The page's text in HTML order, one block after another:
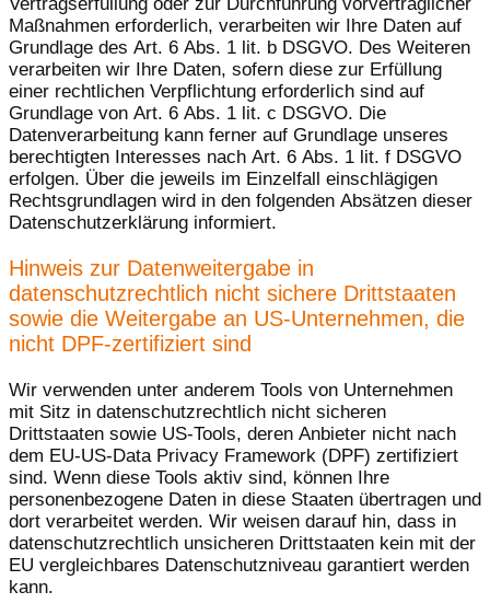
Maßnahmen erforderlich, verarbeiten wir Ihre Daten auf
Grundlage des Art. 6 Abs. 1 lit. b DSGVO. Des Weiteren
verarbeiten wir Ihre Daten, sofern diese zur Erfüllung
einer rechtlichen Verpflichtung erforderlich sind auf
Grundlage von Art. 6 Abs. 1 lit. c DSGVO. Die
Datenverarbeitung kann ferner auf Grundlage unseres
berechtigten Interesses nach Art. 6 Abs. 1 lit. f DSGVO
erfolgen. Über die jeweils im Einzelfall einschlägigen
Rechtsgrundlagen wird in den folgenden Absätzen dieser
Datenschutzerklärung informiert.
Hinweis zur Datenweitergabe in
datenschutzrechtlich nicht sichere Drittstaaten
sowie die Weitergabe an US-Unternehmen, die
nicht DPF-zertifiziert sind
Wir verwenden unter anderem Tools von Unternehmen
mit Sitz in datenschutzrechtlich nicht sicheren
Drittstaaten sowie US-Tools, deren Anbieter nicht nach
dem EU-US-Data Privacy Framework (DPF) zertifiziert
sind. Wenn diese Tools aktiv sind, können Ihre
personenbezogene Daten in diese Staaten übertragen und
dort verarbeitet werden. Wir weisen darauf hin, dass in
datenschutzrechtlich unsicheren Drittstaaten kein mit der
EU vergleichbares Datenschutzniveau garantiert werden
kann.